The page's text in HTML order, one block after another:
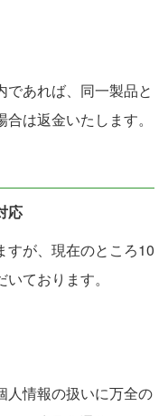
あれば、同一製品と
は返金いたします。
応
すが、現在のところ10
ております。
人情報の扱いに万全の